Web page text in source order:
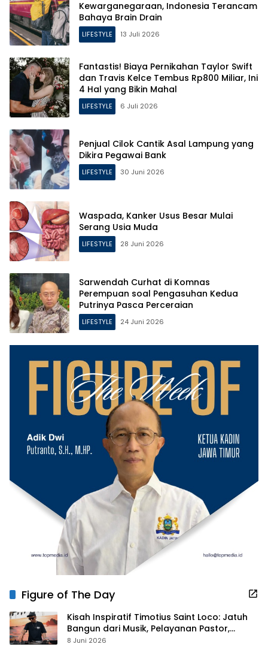
Kewarganegaraan, Indonesia Terancam
Bahaya Brain Drain
LIFESTYLE 13 Juli 2026
Fantastis! Biaya Pernikahan Taylor Swift
dan Travis Kelce Tembus Rp800 Miliar, Ini
4 Hal yang Bikin Mahal
LIFESTYLE 6 Juli 2026
Penjual Cilok Cantik Asal Lampung yang
Dikira Pegawai Bank
LIFESTYLE 30 Juni 2026
Waspada, Kanker Usus Besar Mulai
Serang Usia Muda
LIFESTYLE 28 Juni 2026
Sarwendah Curhat di Komnas
Perempuan soal Pengasuhan Kedua
Putrinya Pasca Perceraian
LIFESTYLE 24 Juni 2026
Figure of The Day
Kisah Inspiratif Timotius Saint Loco: Jatuh
Bangun dari Musik, Pelayanan Pastor,
hingga Gurita Bisnis Sambal Babon
8 Juni 2026